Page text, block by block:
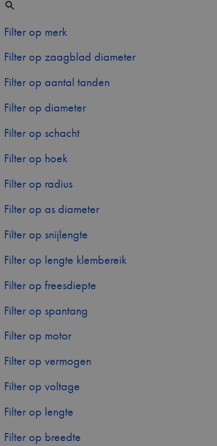
Filter op merk
Filter op zaagblad diameter
Filter op aantal tanden
Filter op diameter
Filter op schacht
Filter op hoek
Filter op radius
Filter op as diameter
Filter op snijlengte
Filter op lengte klembereik
Filter op freesdiepte
Filter op spantang
Filter op motor
Filter op vermogen
Filter op voltage
Filter op lengte
Filter op breedte